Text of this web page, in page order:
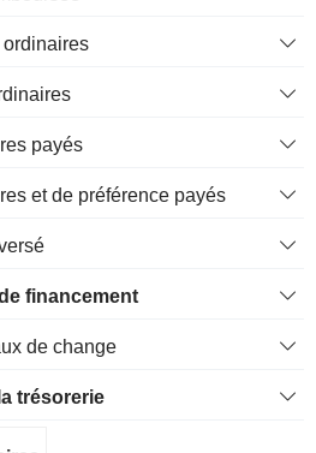
payés
et de préférence payés
financement
de change
trésorerie